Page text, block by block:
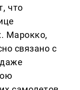
что
Марокко,
связано с